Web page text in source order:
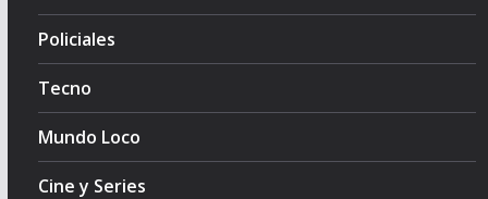
Policiales
Tecno
Mundo Loco
Cine y Series